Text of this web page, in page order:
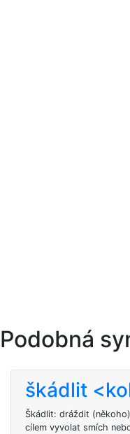
Podobná
škádlit
Škádlit: dráždit
cílem vyvolat smích